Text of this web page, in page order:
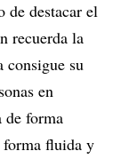
de destacar el
recuerda la
consigue su
en
de forma
forma fluida y